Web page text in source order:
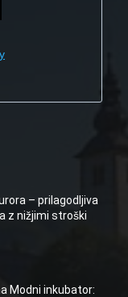
– prilagodljiva
z nižjimi stroški
Modni inkubator: